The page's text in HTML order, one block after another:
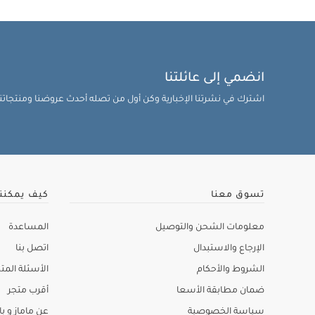
انضمي إلى عائلتنا
اشترك في نشرتنا الإخبارية وكن أول من تصله أحدث عروضنا
تسوق معنا
معلومات الشحن والتوصيل
الإرجاع والاستبدال
الشروط والأحكام
ضمان مطابقة الأسعا
سياسة الخصوصية
كيف
المساعدة
اتصل بنا
الأسئلة
أقرب متجر
عن ماماز و